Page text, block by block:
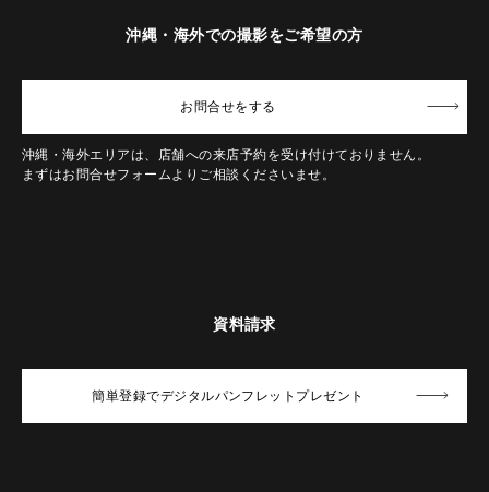
沖縄・海外での撮影をご希望の方
お問合せをする
沖縄・海外エリアは、店舗への来店予約を受け付けておりません。
まずはお問合せフォームよりご相談くださいませ。
資料請求
簡単登録でデジタルパンフレットプレゼント